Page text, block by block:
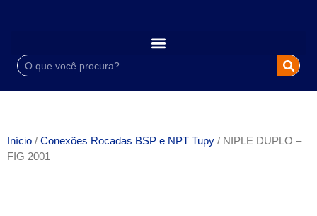
Início / Conexões Rocadas BSP e NPT Tupy / NIPLE DUPLO –
FIG 2001